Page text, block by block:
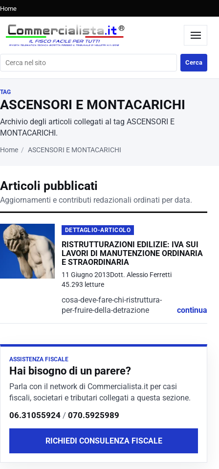
Home
Cerca nel sito Cerca
TAG
ASCENSORI E MONTACARICHI
Archivio degli articoli collegati al tag ASCENSORI E
MONTACARICHI.
Home ASCENSORI E MONTACARICHI
Articoli pubblicati
Aggiornamenti e contributi redazionali ordinati per data.
DETTAGLIO-ARTICOLO
RISTRUTTURAZIONI EDILIZIE: IVA SUI
LAVORI DI MANUTENZIONE ORDINARIA
E STRAORDINARIA
11 Giugno 2013Dott. Alessio Ferretti
45.293 letture
cosa-deve-fare-chi-ristruttura-
per-fruire-della-detrazione
continua
ASSISTENZA FISCALE
Hai bisogno di un parere?
Parla con il network di Commercialista.it per casi
fiscali, societari e tributari collegati a questa sezione.
06.31055924 / 070.5925989
RICHIEDI CONSULENZA FISCALE